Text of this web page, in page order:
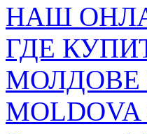
НАШ
ГДЕ
МОЛДОВЕ !